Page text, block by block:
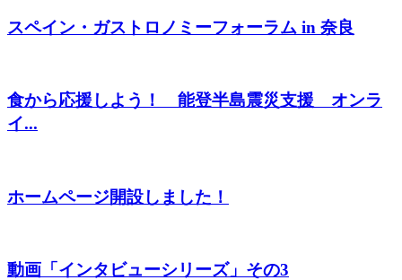
スペイン・ガストロノミーフォーラム in 奈良
食から応援しよう！ 能登半島震災支援 オンラ
イ...
ホームページ開設しました！
動画「インタビューシリーズ」その3